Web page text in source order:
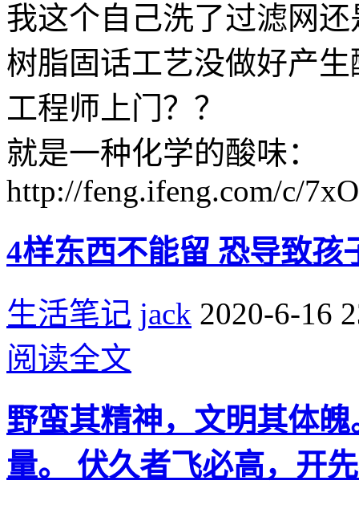
我这个自己洗了过滤网
树脂固话工艺没做好产
工程师上门？？
就是一种化学的酸味：
http://feng.ifeng.com/c/
4样东西不能留 恐导致孩
生活笔记 jack 2020-6-16
阅读全文
野蛮其精神，文明其体
量。 伏久者飞必高，开